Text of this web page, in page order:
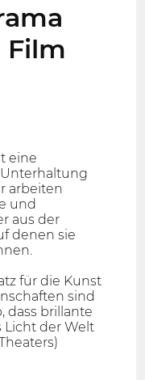
Film
eine
arbeiten
und
aus der
denen sie
für die Kunst
sind
dass brillante
Licht der Welt